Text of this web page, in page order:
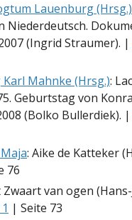
Lauenburg (Hrsg.)
Niederdeutsch.
(Ingrid Straumer). |
Mahnke (Hrsg.):
Geburtstag von
(Bolko Bullerdiek). |
: Aike de Katteker
76
Zwaart van ogen
| Seite 73